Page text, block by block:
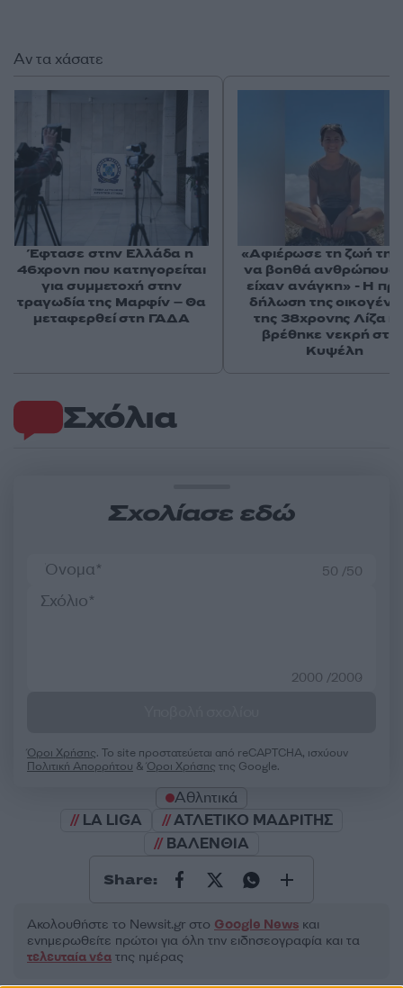
Σχόλια
Σχολίασε εδώ
50 /50
2000 /2000
Όροι Χρήσης. Το site προστατεύεται από reCAPTCHA, ισχύουν
Πολιτική Απορρήτου &Όροι Χρήσης της Google.
Αθλητικά
LA LIGA
ΑΤΛΕΤΙΚΟ ΜΑΔΡΙΤΗΣ
ΒΑΛΕΝΘΙΑ
Share:
Ακολουθήστε το Νewsit.gr στο Google News και
ενημερωθείτε πρώτοι για όλη την ειδησεογραφία και τα
τελευταία νέα της ημέρας
Αν τα χάσατε
Έφτασε στην Ελλάδα η
46χρονη που κατηγορείται
για συμμετοχή στην
τραγωδία της Μαρφίν – Θα
μεταφερθεί στη ΓΑΔΑ
«Αφιέρωσε τη ζωή της
να βοηθά ανθρώπους
είχαν ανάγκη» - Η
δήλωση της
της 38χρονης Λίζα
βρέθηκε νεκρή
Κυψέλη